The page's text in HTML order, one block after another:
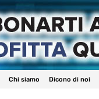
Chi siamo Dicono di noi